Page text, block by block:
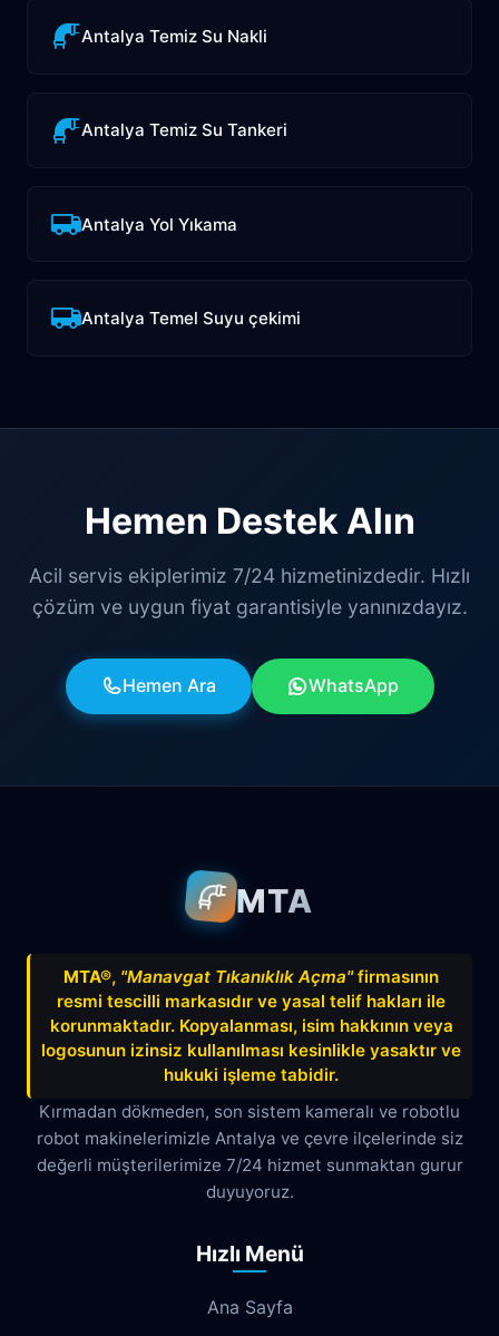
Antalya Temiz Su Nakli
Antalya Temiz Su Tankeri
Antalya Yol Yıkama
Antalya Temel Suyu çekimi
Hemen Destek Alın
Acil servis ekiplerimiz 7/24 hizmetinizdedir. Hızlı
çözüm ve uygun fiyat garantisiyle yanınızdayız.
Hemen Ara WhatsApp
MTA
MTA®, "Manavgat Tıkanıklık Açma"firmasının
resmi tescilli markasıdır ve yasal telif hakları ile
korunmaktadır. Kopyalanması, isim hakkının veya
logosunun izinsiz kullanılması kesinlikle yasaktır ve
hukuki işleme tabidir.
Kırmadan dökmeden, son sistem kameralı ve robotlu
robot makinelerimizle Antalya ve çevre ilçelerinde siz
değerli müşterilerimize 7/24 hizmet sunmaktan gurur
duyuyoruz.
Hızlı Menü
Ana Sayfa